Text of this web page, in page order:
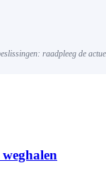
raadpleeg de